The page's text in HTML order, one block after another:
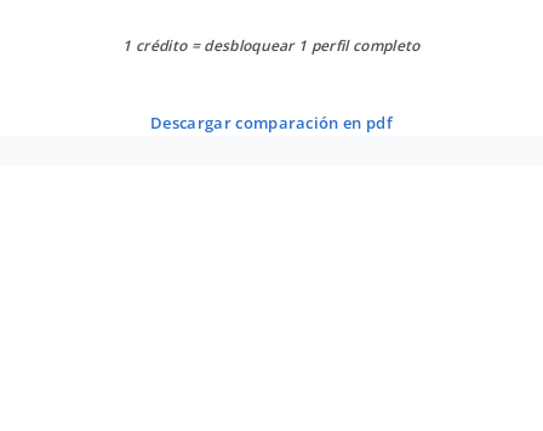
1 crédito = desbloquear 1 perfil completo
descargar comparación en pdf